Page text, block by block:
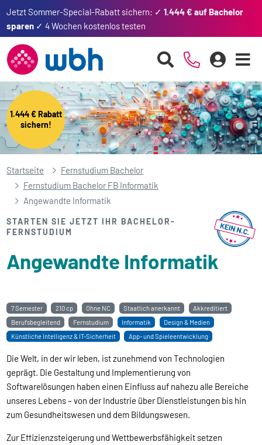
Jetzt Sommer-Special-Rabatt sichern: ✓1.444 € auf Bachelor
sparen ✓ 4 Wochen kostenlos testen
1.444 € Rabatt
sichern!
Startseite
Fernstudium Bachelor
Fernstudium Bachelor FB Informatik
Angewandte Informatik
STARTEN SIE JETZT IHR BACHELOR-
FERNSTUDIUM
Angewandte Informatik
7 Semester 210 cp Ohne NC Staatlich anerkannt
Akkreditiert
Berufsbegleitend
Fernstudium Informatik
Design & Medien
Künstliche Intelligenz & IT-Sicherheit
App- und Spieleentwicklung
Die Welt, in der wir leben, ist zunehmend von Technologien
geprägt. Die Gestaltung und Implementierung von
Softwarelösungen haben einen Einfluss auf nahezu alle Bereiche
unseres Lebens – von der Industrie über Dienstleistungen bis hin
zum Gesundheitswesen und dem Bildungswesen.
Zur Effizienzsteigerung und Wettbewerbsfähigkeit setzen